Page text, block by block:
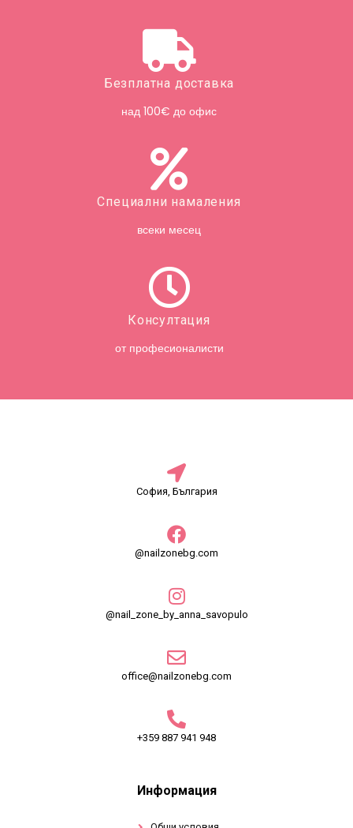
Безплатна доставка
над 100€ до офис
Специални намаления
всеки месец
Консултация
от професионалисти
София, България
@nailzonebg.com
@nail_zone_by_anna_savopulo
office@nailzonebg.com
+359 887 941 948
Информация